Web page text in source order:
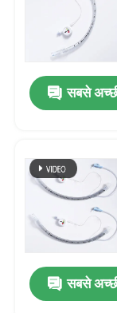
सबसे
सबसे